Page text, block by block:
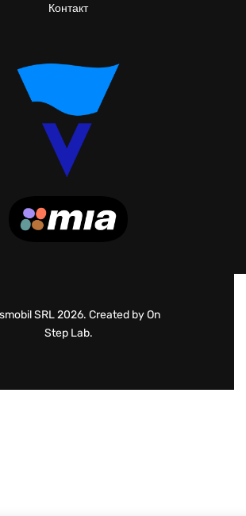
Контакт
SRL 2026. Created by On
Step Lab.